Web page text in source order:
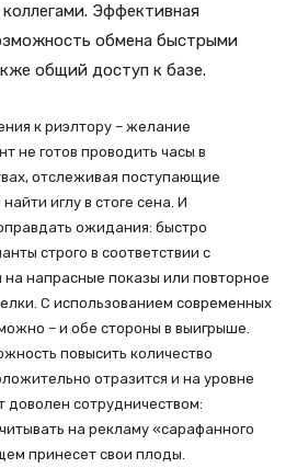
Эффективная
обмена быстрыми
общий доступ к базе.
к риэлтору – желание
не готов проводить часы в
отслеживая поступающие
иглу в стоге сена. И
ожидания: быстро
строго в соответствии с
на напрасные показы или повторное
С использованием современных
– и обе стороны в выигрыше.
повысить количество
отразится и на уровне
доволен сотрудничеством:
на рекламу «сарафанного
принесет свои плоды.